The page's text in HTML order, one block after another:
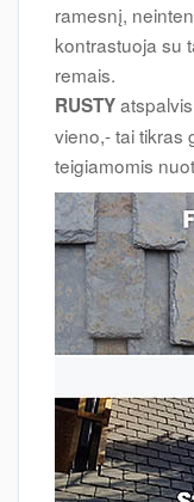
ramesnį,
kontrastuoja su
remais.
RUSTY
vieno,- tai tikras
teigiamomis